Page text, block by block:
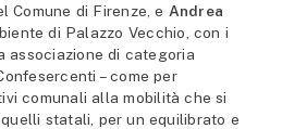
Comune di Firenze, e Andrea
di Palazzo Vecchio, con i
associazione di categoria
– come per
comunali alla mobilità che si
statali, per un equilibrato e